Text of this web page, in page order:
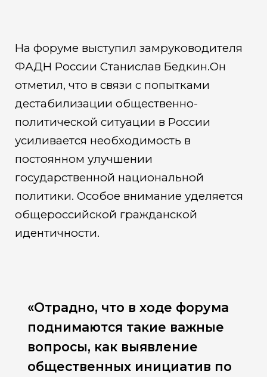
На форуме выступил замруководителя
ФАДН России Станислав Бедкин.Он
отметил, что в связи с попытками
дестабилизации общественно-
политической ситуации в России
усиливается необходимость в
постоянном улучшении
государственной национальной
политики. Особое внимание уделяется
общероссийской гражданской
идентичности.
«Отрадно, что в ходе форума
поднимаются такие важные
вопросы, как выявление
общественных инициатив по